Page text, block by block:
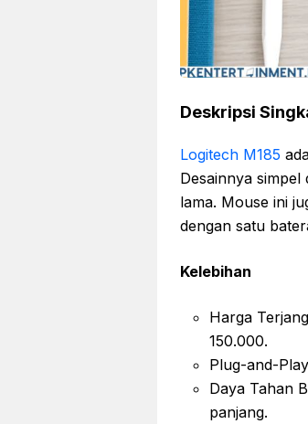
Deskripsi
Logitech M185
Desainnya
lama. Mouse ini
dengan satu
Kelebihan
Harga
150.000.
Plug-and-
Daya Tahan
panjang.